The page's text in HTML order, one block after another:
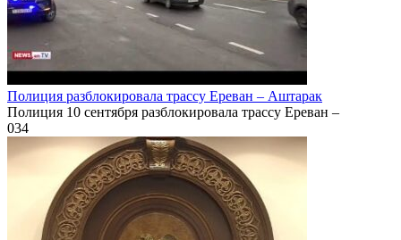
Полиция разблокировала трассу Ереван – Аштарак
Полиция 10 сентября разблокировала трассу Ереван –
034